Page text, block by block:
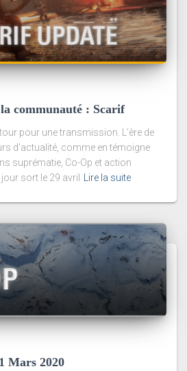
communauté : Scarif
pour une transmission. L’ère de
d’actualité, comme en témoigne
suprématie, Co-Op et action
sort le 29 avril
Lire la suite
Mars 2020